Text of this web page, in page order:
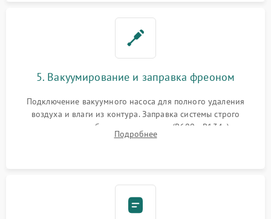
5. Вакуумирование и заправка фреоном
Подключение вакуумного насоса для полного удаления
воздуха и влаги из контура. Заправка системы строго
дозированным объемом хладагента (R600a, R134a) по
электронным весам. Контроль рабочего давления в системе.
Подробнее